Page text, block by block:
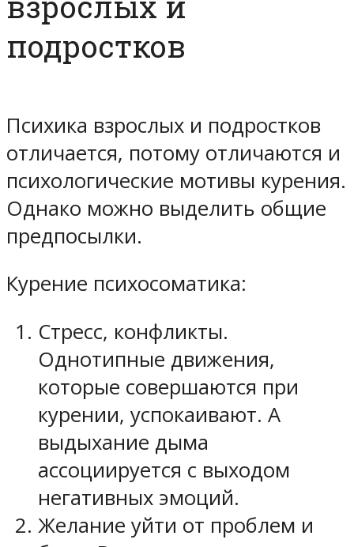
подростков
Психика взрослых и подростков
отличается, потому отличаются и
психологические мотивы курения.
Однако можно выделить общие
предпосылки.
Курение психосоматика:
Стресс, конфликты.
Однотипные движения,
которые совершаются при
курении, успокаивают. А
выдыхание дыма
ассоциируется с выходом
негативных эмоций.
Желание уйти от проблем и